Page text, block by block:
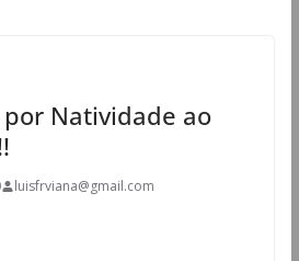
Natividade ao
luisfrviana@gmail.com